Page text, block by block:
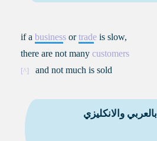
if a business ortrade is slow,
there are not many customers
and not much is sold
بالعربي والانكليزي